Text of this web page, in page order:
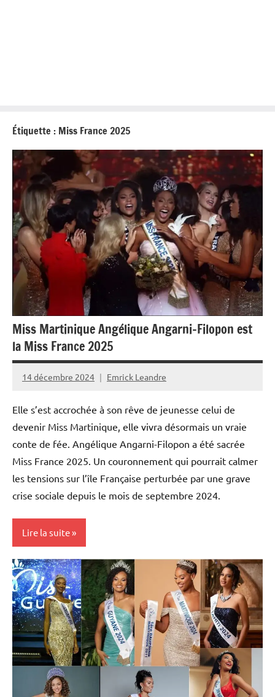
Étiquette : Miss France 2025
Miss Martinique Angélique Angarni-Filopon est
la Miss France 2025
14 décembre 2024 Emrick Leandre
Elle s’est accrochée à son rêve de jeunesse celui de
devenir Miss Martinique, elle vivra désormais un vraie
conte de fée. Angélique Angarni-Filopon a été sacrée
Miss France 2025. Un couronnement qui pourrait calmer
les tensions sur l’île Française perturbée par une grave
crise sociale depuis le mois de septembre 2024.
Lire la suite
Blog